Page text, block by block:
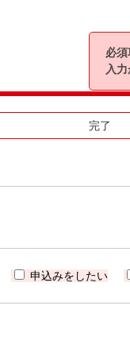
完了
申込みをしたい
必
入